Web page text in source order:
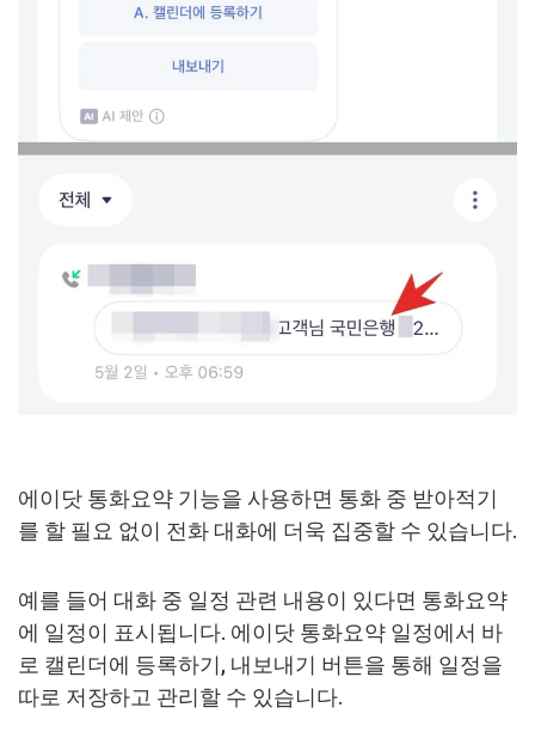
에이닷 통화요약 기능을 사용하면 통화 중 받아적기
를 할 필요 없이 전화 대화에 더욱 집중할 수 있습니다.
예를 들어 대화 중 일정 관련 내용이 있다면 통화요약
에 일정이 표시됩니다. 에이닷 통화요약 일정에서 바
로 캘린더에 등록하기, 내보내기 버튼을 통해 일정을
따로 저장하고 관리할 수 있습니다.